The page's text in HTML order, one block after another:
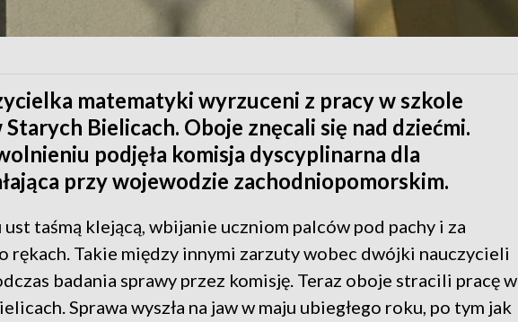
matematyki wyrzuceni z pracy w szkole
Bielicach. Oboje znęcali się nad dziećmi.
podjęła komisja dyscyplinarna dla
przy wojewodzie zachodniopomorskim.
taśmą klejącą, wbijanie uczniom palców pod pachy i za
rękach. Takie między innymi zarzuty wobec dwójki nauczycieli
badania sprawy przez komisję. Teraz oboje stracili pracę w
Sprawa wyszła na jaw w maju ubiegłego roku, po tym jak